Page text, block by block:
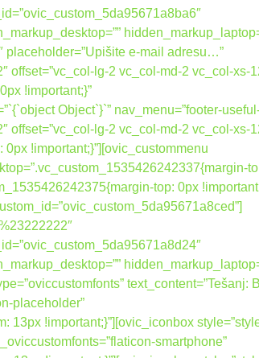
placeholder=”Upišite e-mail adresu…”
offset=”vc_col-lg-2 vc_col-md-2 vc_col-xs-
!important;}”
Object`}`” nav_menu=”footer-
offset=”vc_col-lg-2 vc_col-md-2 vc_col-xs-
!important;}”][ovic_custommenu
top: 0px
text_content=”Tešanj:
placeholder”
13px !important;}”][ovic_iconbox
smartphone”